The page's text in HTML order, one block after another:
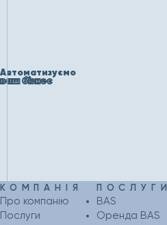
Автоматизуємо
ваш бізнес
КОМПАНІЯ
Про компанію
Послуги
ПОСЛУГИ
BAS
Оренда BAS